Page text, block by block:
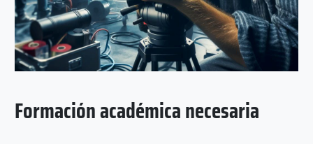
Formación académica necesaria